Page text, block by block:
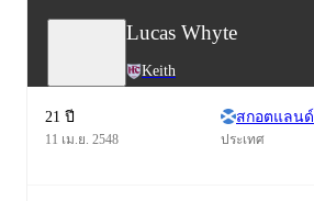
Lucas Whyte
Keith
21 ปี
11 เม.ย. 2548
สกอตแลนด์
ประเทศ